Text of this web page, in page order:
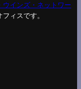
ウインズ・ネットワー
ィスです。